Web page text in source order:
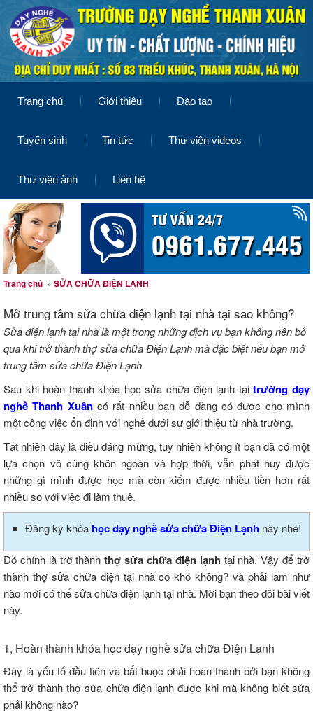
Trang chủ Giới thiệu Đào tạo
Tuyển sinh Tin tức Thư viện videos
Thư viện ảnh Liên hệ
Trang chủ » SỬA CHỮA ĐIỆN LẠNH
Mở trung tâm sửa chữa điện lạnh tại nhà tại sao không?
Sửa điện lạnh tại nhà là một trong những dịch vụ bạn không nên bỏ
qua khi trở thành thợ sửa chữa Điện Lạnh mà đặc biệt nếu bạn mở
trung tâm sửa chữa Điện Lạnh.
Sau khi hoàn thành khóa học sửa chữa điện lạnh tạitrường dạy
nghề Thanh Xuâncó rất nhiều bạn dễ dàng có được cho mình
một công việc ổn định với nghề dưới sự giới thiệu từ nhà trường.
Tất nhiên đây là điều đáng mừng, tuy nhiên không ít bạn đã có một
lựa chọn vô cùng khôn ngoan và hợp thời, vẫn phát huy được
những gì mình được học mà còn kiếm được nhiều tiền hơn rất
nhiều so với việc đi làm thuê.
Đăng ký khóa học dạy nghề sửa chữa Điện Lạnh này nhé!
Đó chính là trờ thànhthợ sửa chữa điện lạnh tại nhà. Vậy để trở
thành thợ sửa chữa điện tại nhà có khó không? và phải làm như
nào mới có thể sửa chữa điện lạnh tại nhà. Mời bạn theo dõi bài viết
này.
1, Hoàn thành khóa học dạy nghề sửa chữa Điện Lạnh
Đây là yếu tố đầu tiên và bắt buộc phải hoàn thành bởi bạn không
thể trở thành thợ sửa chữa điện lạnh được khi mà không biết sửa
phải không nào?